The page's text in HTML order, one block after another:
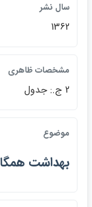
سال نشر
1362
مشخصات ظاهري
2 ج.: جدول
موضوع
بهداشت